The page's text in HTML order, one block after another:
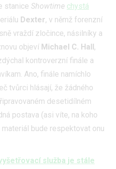
stanice Showtime chystá
Dexter, v němž forenzní
vraždí zločince, násilníky a
objeví Michael C. Hall ,
kontroverzní finále a
Ano, finále namíchlo
tvůrci hlásají, že žádného
desetidílném
postava (asi víte, na koho
bude respektovat onu
služba je stále